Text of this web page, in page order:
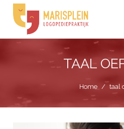
TAAL
Home / taal